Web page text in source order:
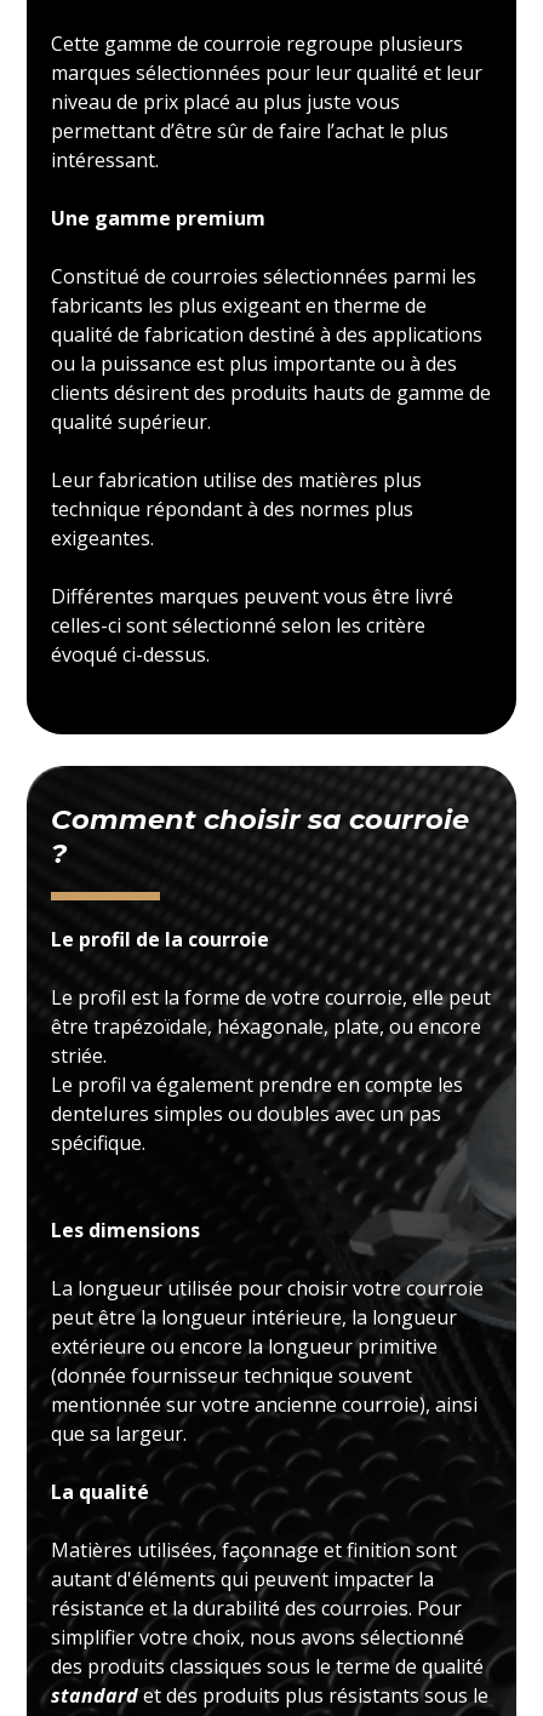
Cette gamme de courroie regroupe plusieurs
marques sélectionnées pour leur qualité et leur
niveau de prix placé au plus juste vous
permettant d’être sûr de faire l’achat le plus
intéressant.
Une gamme premium
Constitué de courroies sélectionnées parmi les
fabricants les plus exigeant en therme de
qualité de fabrication destiné à des applications
ou la puissance est plus importante ou à des
clients désirent des produits hauts de gamme de
qualité supérieur.
Leur fabrication utilise des matières plus
technique répondant à des normes plus
exigeantes.
Différentes marques peuvent vous être livré
celles-ci sont sélectionné selon les critère
évoqué ci-dessus.
Comment choisir sa courroie
?
Le profil de la courroie
Le profil est la forme de votre courroie, elle peut
être trapézoïdale, héxagonale, plate, ou encore
striée.
Le profil va également prendre en compte les
dentelures simples ou doubles avec un pas
spécifique.
Les dimensions
La longueur utilisée pour choisir votre courroie
peut être la longueur intérieure, la longueur
extérieure ou encore la longueur primitive
(donnée fournisseur technique souvent
mentionnée sur votre ancienne courroie), ainsi
que sa largeur.
La qualité
Matières utilisées, façonnage et finition sont
autant d'éléments qui peuvent impacter la
résistance et la durabilité des courroies. Pour
simplifier votre choix, nous avons sélectionné
des produits classiques sous le terme de qualité
standardet des produits plus résistants sous le